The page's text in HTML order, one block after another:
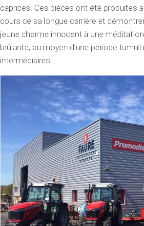
caprices. Ces pièces ont été produites
cours de sa longue carrière et
jeune charme innocent à une
brûlante, au moyen d’une période
intermédiaires.